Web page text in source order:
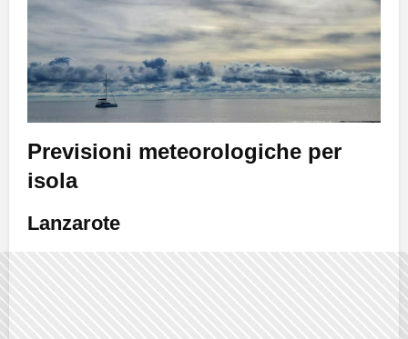
Previsioni meteorologiche per
isola
Lanzarote